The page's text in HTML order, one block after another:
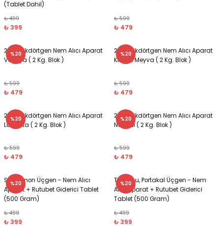
(Tablet Dahil)
₺ 499
₺ 399
₺ 599
₺ 479
%20
2 Kg. Dikdörtgen Nem Alıcı Aparat
Vanilya ( 2 Kg. Blok )
₺ 599
₺ 479
%20
2 Kg. Dikdörtgen Nem Alıcı Aparat
Kırmızı Meyva ( 2 Kg. Blok )
₺ 599
₺ 479
%20
2 Kg. Dikdörtgen Nem Alıcı Aparat
Lavanta ( 2 Kg. Blok )
₺ 599
₺ 479
%20
2 Kg. Dikdörtgen Nem Alıcı Aparat
Naturel ( 2 Kg. Blok )
₺ 599
₺ 479
%20
Sarı, Limon Üçgen - Nem Alıcı
Aparat + Rutubet Giderici Tablet
(500 Gram)
₺ 499
₺ 399
%20
Turuncu, Portakal Üçgen - Nem
Alıcı Aparat + Rutubet Giderici
Tablet (500 Gram)
₺ 499
₺ 399